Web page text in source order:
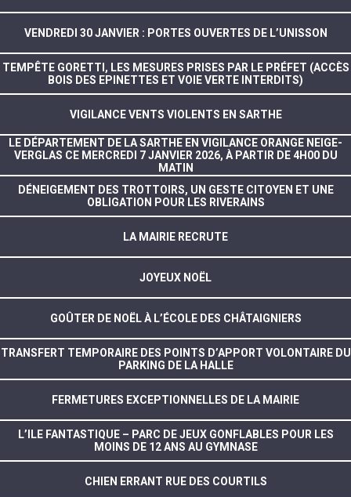
VENDREDI 30 JANVIER : PORTES OUVERTES DE L’UNISSON
TEMPÊTE GORETTI, LES MESURES PRISES PAR LE PRÉFET (ACCÈS
BOIS DES EPINETTES ET VOIE VERTE INTERDITS)
VIGILANCE VENTS VIOLENTS EN SARTHE
LE DÉPARTEMENT DE LA SARTHE EN VIGILANCE ORANGE NEIGE-
VERGLAS CE MERCREDI 7 JANVIER 2026, À PARTIR DE 4H00 DU
MATIN
DÉNEIGEMENT DES TROTTOIRS, UN GESTE CITOYEN ET UNE
OBLIGATION POUR LES RIVERAINS
LA MAIRIE RECRUTE
JOYEUX NOËL
GOÛTER DE NOËL À L’ÉCOLE DES CHÂTAIGNIERS
TRANSFERT TEMPORAIRE DES POINTS D’APPORT VOLONTAIRE DU
PARKING DE LA HALLE
FERMETURES EXCEPTIONNELLES DE LA MAIRIE
L’ILE FANTASTIQUE – PARC DE JEUX GONFLABLES POUR LES
MOINS DE 12 ANS AU GYMNASE
CHIEN ERRANT RUE DES COURTILS